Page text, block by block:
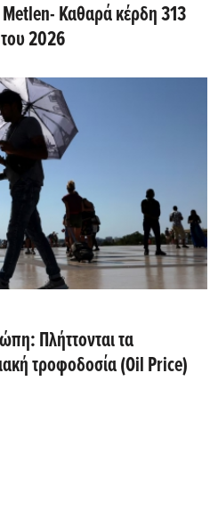
Καθαρά κέρδη 313
2026
Πλήττονται τα
τροφοδοσία (Oil Price)